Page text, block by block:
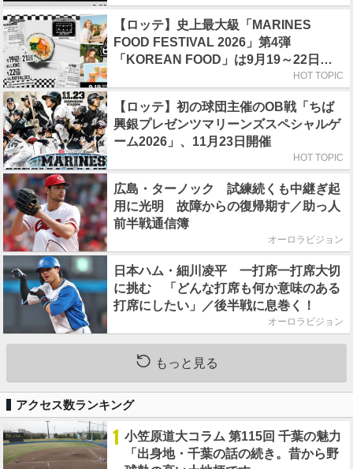
【ロッテ】史上最大級「MARINES
FOOD FESTIVAL 2026」第4弾
「KOREAN FOOD」は9月19～22日／
HOT TOPIC
【ロッテ】初の球団主催のOB戦「ちば
興銀プレゼンツマリーンズスペシャルゲ
ーム2026」、11月23日開催
HOT TOPIC
広島・ターノック 試練続くも中継ぎ起
用に光明 故障からの復帰期す／助っ人
前半戦通信簿
オーロラビジョン
日本ハム・細川凌平 一打席一打席大切
に挑む 「どんな打席も何か意味のある
打席にしたい」／後半戦に息巻く！
オーロラビジョン
もっと見る
アクセス数ランキング
1 小笠原道大コラム 第115回 千葉の魅力
「出身地・千葉の話の続き。昔から野